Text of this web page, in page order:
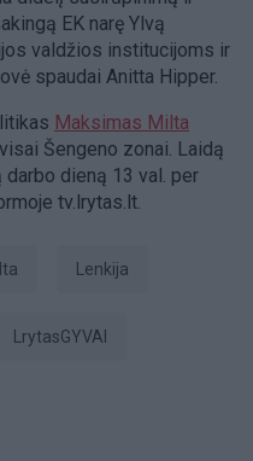
EK narę Ylvą
valdžios institucijoms ir
spaudai Anitta Hipper.
Maksimas Milta
Šengeno zonai. Laidą
dieną 13 val. per
tv.lrytas.lt.
Lenkija
LrytasGYVAI